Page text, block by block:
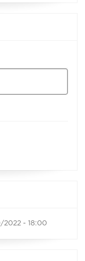
2022 - 18:00